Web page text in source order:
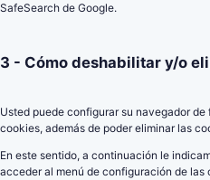
SafeSearch de Google.
3 - Cómo deshabilitar y/o
Usted puede configurar su navegador
cookies, además de poder eliminar las
En este sentido, a continuación le
acceder al menú de configuración de las